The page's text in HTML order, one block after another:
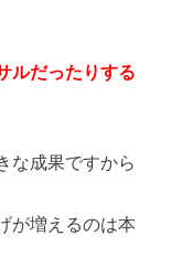
ルだったりする
な成果ですから
が増えるのは本